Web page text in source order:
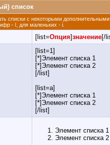
список
списки с некоторыми
- I, для маленьких - i.
[list=Опция]значение[/
[list=1]
[*]Элемент списка 1
[*]Элемент списка 2
[/list]
[list=a]
[*]Элемент списка 1
[*]Элемент списка 2
[/list]
Элемент списка 1
Элемент списка 2